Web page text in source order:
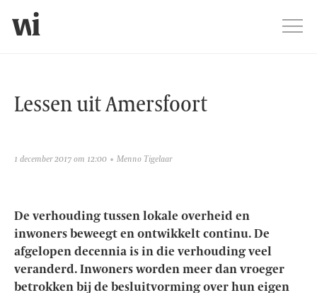
Lessen uit Amersfoort
Lessen uit Amersfoort
1 december 2017 om 12:00 Menno Tigelaar
De verhouding tussen lokale overheid en
inwoners beweegt en ontwikkelt continu. De
afgelopen decennia is in die verhouding veel
veranderd. Inwoners worden meer dan vroeger
betrokken bij de besluitvorming over hun eigen